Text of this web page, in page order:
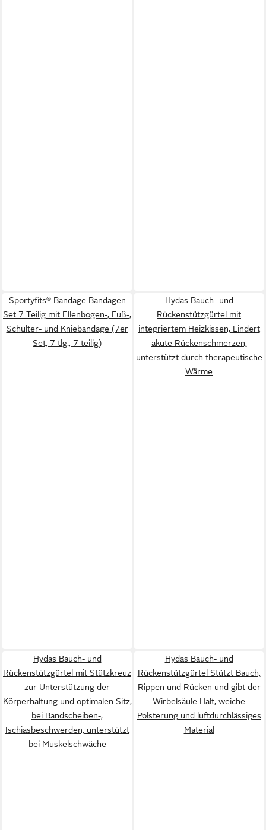
Sportyfits® Bandage Bandagen
Set 7 Teilig mit Ellenbogen-, Fuß-,
Schulter- und Kniebandage (7er
Set, 7-tlg., 7-teilig)
Hydas Bauch- und
Rückenstützgürtel mit
integriertem Heizkissen, Lindert
akute Rückenschmerzen,
unterstützt durch therapeutische
Wärme
Hydas Bauch- und
Rückenstützgürtel mit Stützkreuz
zur Unterstützung der
Körperhaltung und optimalen Sitz,
bei Bandscheiben-,
Ischiasbeschwerden, unterstützt
bei Muskelschwäche
Hydas Bauch- und
Rückenstützgürtel Stützt Bauch,
Rippen und Rücken und gibt der
Wirbelsäule Halt, weiche
Polsterung und luftdurchlässiges
Material